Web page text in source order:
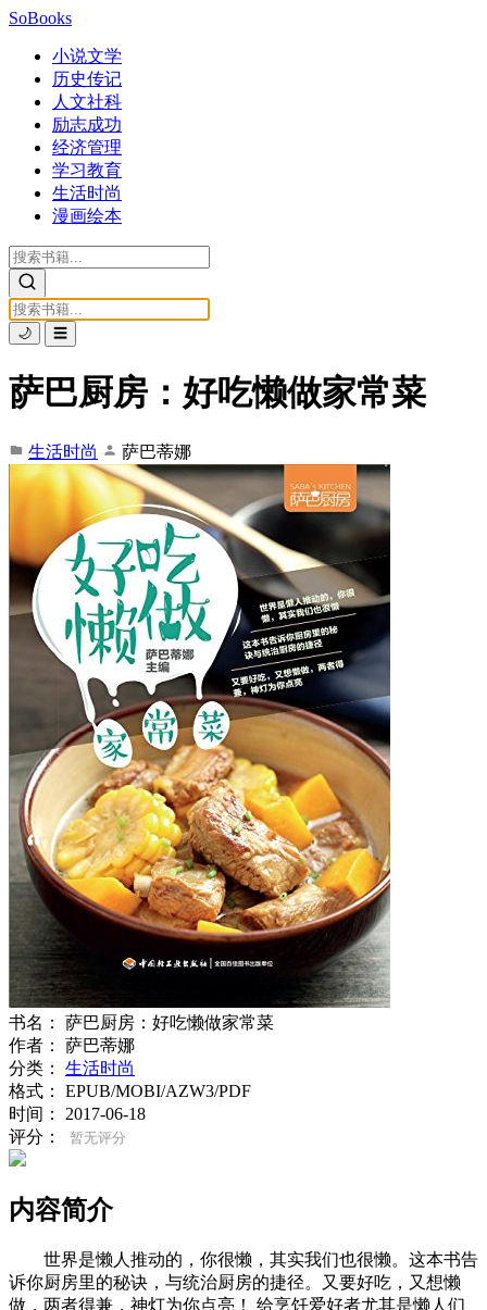
SoBooks
小说文学
历史传记
人文社科
励志成功
经济管理
学习教育
生活时尚
漫画绘本
🌙 ☰
萨巴厨房：好吃懒做家常菜
生活时尚 萨巴蒂娜
书名：
萨巴厨房：好吃懒做家常菜
作者：
萨巴蒂娜
分类：
生活时尚
格式：
EPUB/MOBI/AZW3/PDF
时间：
2017-06-18
评分：
暂无评分
内容简介
世界是懒人推动的，你很懒，其实我们也很懒。这本书告
诉你厨房里的秘诀，与统治厨房的捷径。又要好吃，又想懒
做，两者得兼，神灯为你点亮！ 给烹饪爱好者尤其是懒人们